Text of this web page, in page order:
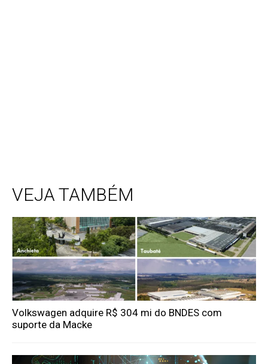
VEJA TAMBÉM
Volkswagen adquire R$ 304 mi do BNDES com
suporte da Macke